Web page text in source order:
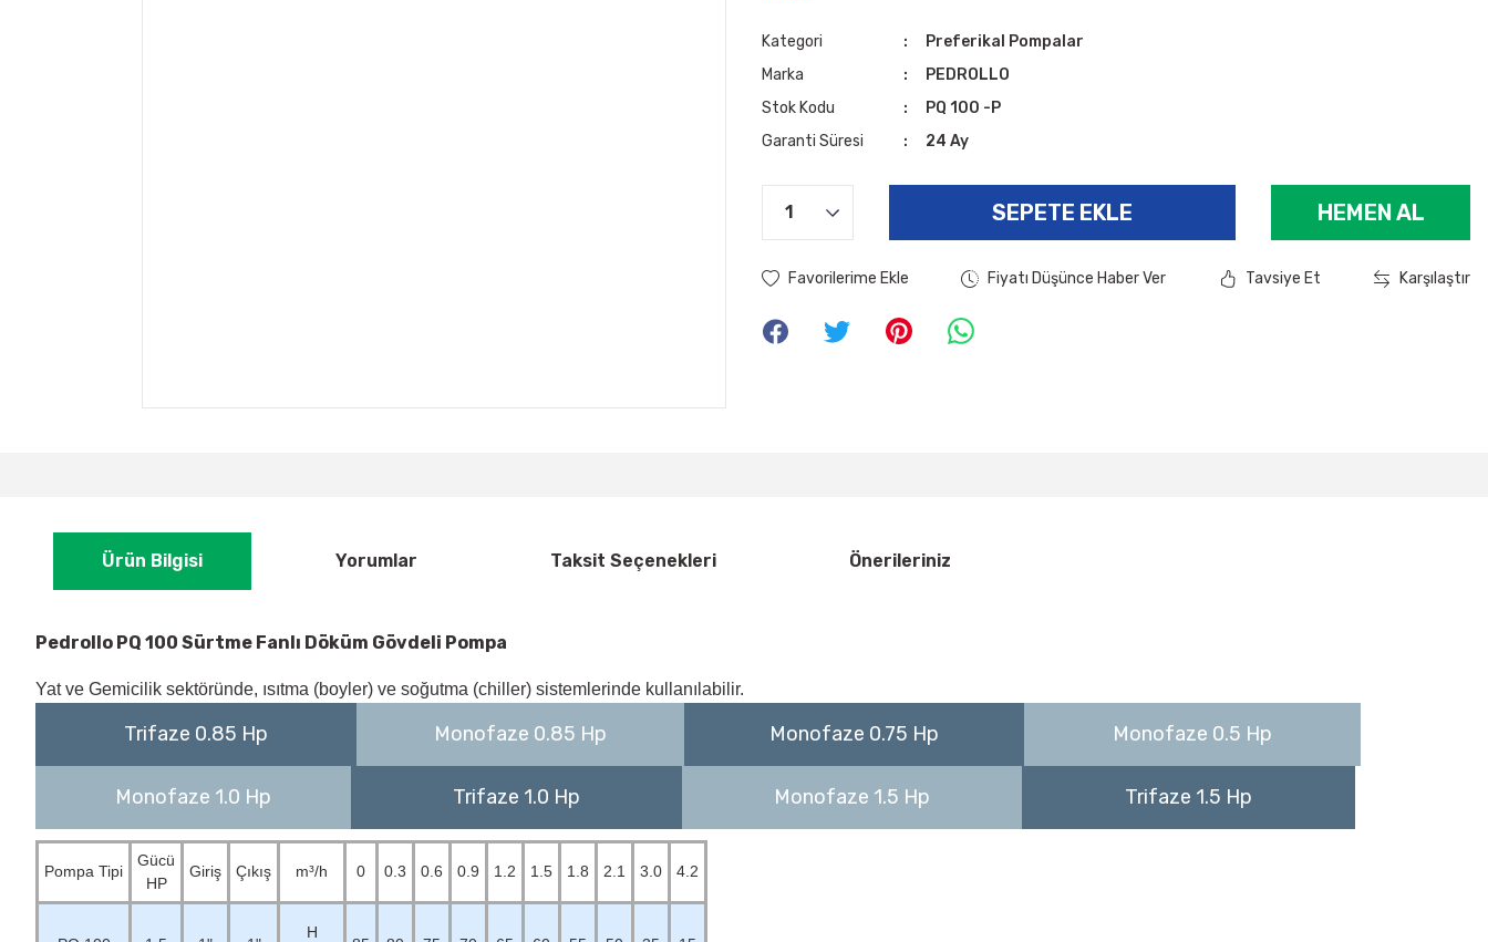
Kategori
Preferikal Pompalar
Marka
PEDROLLO
Stok Kodu
PQ 100 -P
Garanti Süresi
24 Ay
SEPETE EKLE HEMEN AL
Fiyatı Düşünce Haber Ver Tavsiye Et Karşılaştır
Ürün Bilgisi Yorumlar Taksit Seçenekleri Önerileriniz
Pedrollo PQ 100 Sürtme Fanlı Döküm Gövdeli Pompa
Yat ve Gemicilik sektöründe, ısıtma (boyler) ve soğutma (chiller) sistemlerinde kullanılabilir.
Trifaze 0.85 Hp Monofaze 0.85 Hp Monofaze 0.75 Hp Monofaze 0.5 Hp
Monofaze 1.0 Hp Trifaze 1.0 Hp Monofaze 1.5 Hp Trifaze 1.5 Hp
Pompa Tipi
Gücü
HP
Giriş Çıkış m³/h 0 0.3 0.6 0.9 1.2 1.5 1.8 2.1 3.0 4.2
H